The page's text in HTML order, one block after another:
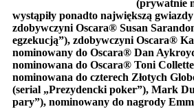
(prywatnie
wystąpiły ponadto największą
zdobywczyni Oscara® Susan
egzekucją”), zdobywczyni Oscara®
nominowany do Oscara® Dan
nominowana do Oscara® Toni
nominowana do czterech Złotych
(serial „Prezydencki poker”), Mark
pary”), nominowany do nagrody